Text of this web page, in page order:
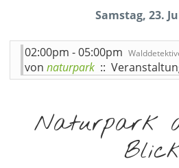
Samstag, 23.
02:00pm - 05:00pm
von naturpark ::
Naturpark